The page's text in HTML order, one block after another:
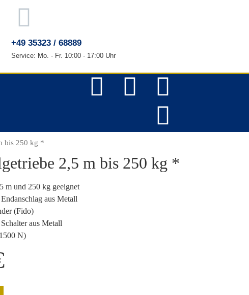
+49 35323 / 68889
Service: Mo. - Fr. 10:00 - 17:00 Uhr
bis 250 kg *
2,5 m bis 250 kg *
m und 250 kg geeignet
aus Metall
(Fido)
aus Metall
N)